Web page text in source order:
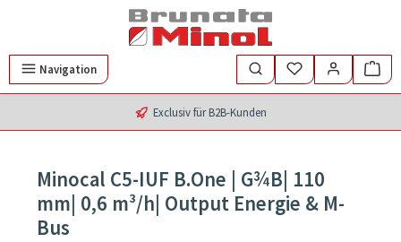
Zum Hauptinhalt springen
Navigation
Exclusiv für B2B-Kunden
Minocal C5-IUF B.One | G¾B| 110
mm| 0,6 m³/h| Output Energie & M-
Bus